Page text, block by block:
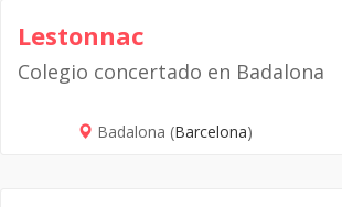
Lestonnac
Colegio concertado en Badalona
Badalona (Barcelona)